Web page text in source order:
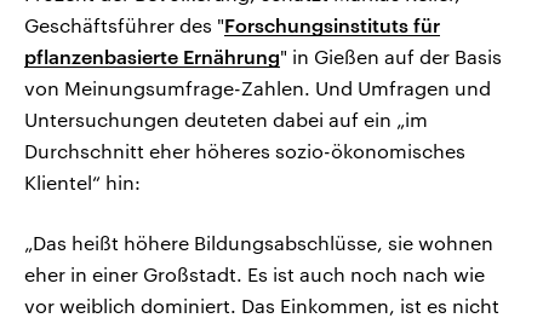
Geschäftsführer des "Forschungsinstituts für
pflanzenbasierte Ernährung" in Gießen auf der Basis
von Meinungsumfrage-Zahlen. Und Umfragen und
Untersuchungen deuteten dabei auf ein „im
Durchschnitt eher höheres sozio-ökonomisches
Klientel“ hin:
„Das heißt höhere Bildungsabschlüsse, sie wohnen
eher in einer Großstadt. Es ist auch noch nach wie
vor weiblich dominiert. Das Einkommen, ist es nicht